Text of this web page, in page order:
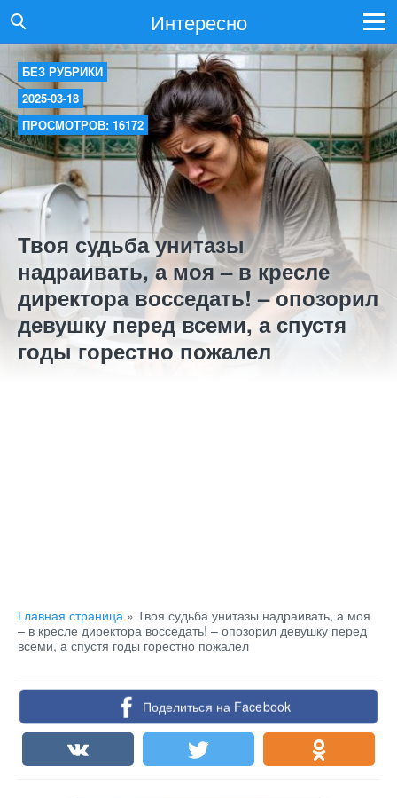
Интересно
БЕЗ РУБРИКИ
2025-03-18
ПРОСМОТРОВ: 16172
Твоя судьба унитазы
надраивать, а моя – в кресле
директора восседать! – опозорил
девушку перед всеми, а спустя
годы горестно пожалел
Главная страница » Твоя судьба унитазы надраивать, а моя
– в кресле директора восседать! – опозорил девушку перед
всеми, а спустя годы горестно пожалел
Поделиться на Facebook